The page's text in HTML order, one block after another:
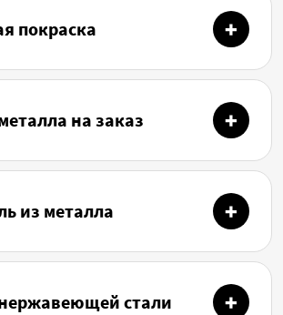
покраска
на заказ
из металла
стали